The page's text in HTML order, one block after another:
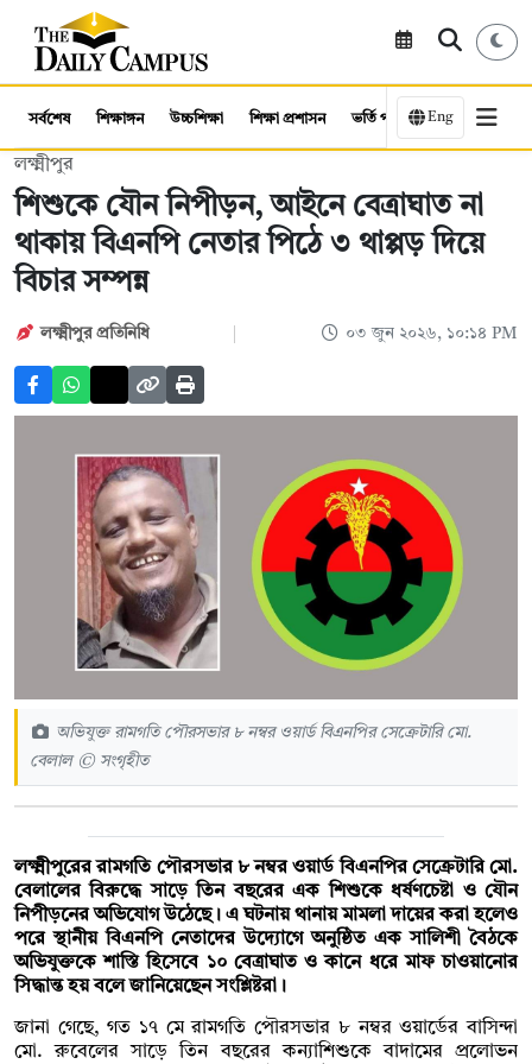
সর্বশেষ শিক্ষাঙ্গন উচ্চশিক্ষা শিক্ষা প্রশাসন ভর্তি পরীক্ষা কর্মসংস্থান
Eng
লক্ষ্মীপুর
শিশুকে যৌন নিপীড়ন, আইনে বেত্রাঘাত না
থাকায় বিএনপি নেতার পিঠে ৩ থাপ্পড় দিয়ে
বিচার সম্পন্ন
লক্ষ্মীপুর প্রতিনিধি ০৩ জুন ২০২৬, ১০:১৪ PM
অভিযুক্ত রামগতি পৌরসভার ৮ নম্বর ওয়ার্ড বিএনপির সেক্রেটারি মো.
বেলাল © সংগৃহীত
লক্ষ্মীপুরের রামগতি পৌরসভার ৮ নম্বর ওয়ার্ড বিএনপির সেক্রেটারি মো.
বেলালের বিরুদ্ধে সাড়ে তিন বছরের এক শিশুকে ধর্ষণচেষ্টা ও যৌন
নিপীড়নের অভিযোগ উঠেছে। এ ঘটনায় থানায় মামলা দায়ের করা হলেও
পরে স্থানীয় বিএনপি নেতাদের উদ্যোগে অনুষ্ঠিত এক সালিশী বৈঠকে
অভিযুক্তকে শাস্তি হিসেবে ১০ বেত্রাঘাত ও কানে ধরে মাফ চাওয়ানোর
সিদ্ধান্ত হয় বলে জানিয়েছেন সংশ্লিষ্টরা।
জানা গেছে, গত ১৭ মে রামগতি পৌরসভার ৮ নম্বর ওয়ার্ডের বাসিন্দা
মো. রুবেলের সাড়ে তিন বছরের কন্যাশিশুকে বাদামের প্রলোভন